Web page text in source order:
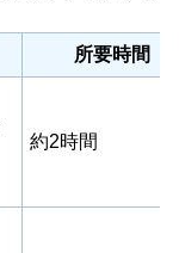
所要時間
約2時間